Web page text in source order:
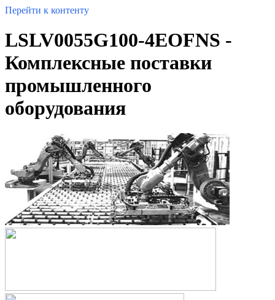
Перейти к контенту
LSLV0055G100-4EOFNS -
Комплексные поставки
промышленного
оборудования